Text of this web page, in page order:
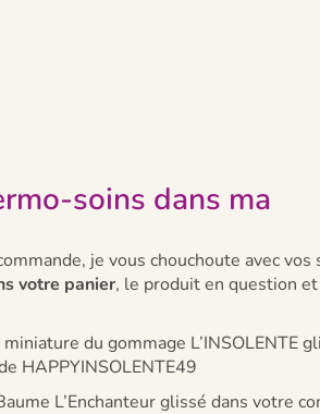
soins dans ma
je vous chouchoute avec vos
votre panier, le produit en question
du gommage L’INSOLENTE
HAPPYINSOLENTE49
L’Enchanteur glissé dans votre